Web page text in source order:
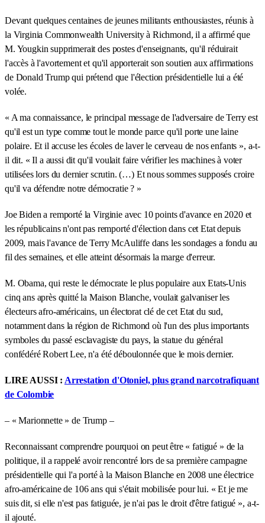
Devant quelques centaines de jeunes militants enthousiastes, réunis à
la Virginia Commonwealth University à Richmond, il a affirmé que
M. Yougkin supprimerait des postes d'enseignants, qu'il réduirait
l'accès à l'avortement et qu'il apporterait son soutien aux affirmations
de Donald Trump qui prétend que l'élection présidentielle lui a été
volée.
« A ma connaissance, le principal message de l'adversaire de Terry est
qu'il est un type comme tout le monde parce qu'il porte une laine
polaire. Et il accuse les écoles de laver le cerveau de nos enfants », a-t-
il dit. « Il a aussi dit qu'il voulait faire vérifier les machines à voter
utilisées lors du dernier scrutin. (…) Et nous sommes supposés croire
qu'il va défendre notre démocratie ? »
Joe Biden a remporté la Virginie avec 10 points d'avance en 2020 et
les républicains n'ont pas remporté d'élection dans cet Etat depuis
2009, mais l'avance de Terry McAuliffe dans les sondages a fondu au
fil des semaines, et elle atteint désormais la marge d'erreur.
M. Obama, qui reste le démocrate le plus populaire aux Etats-Unis
cinq ans après quitté la Maison Blanche, voulait galvaniser les
électeurs afro-américains, un électorat clé de cet Etat du sud,
notamment dans la région de Richmond où l'un des plus importants
symboles du passé esclavagiste du pays, la statue du général
confédéré Robert Lee, n'a été déboulonnée que le mois dernier.
LIRE AUSSI : Arrestation d'Otoniel, plus grand narcotrafiquant
de Colombie
– « Marionnette » de Trump –
Reconnaissant comprendre pourquoi on peut être « fatigué » de la
politique, il a rappelé avoir rencontré lors de sa première campagne
présidentielle qui l'a porté à la Maison Blanche en 2008 une électrice
afro-américaine de 106 ans qui s'était mobilisée pour lui. « Et je me
suis dit, si elle n'est pas fatiguée, je n'ai pas le droit d'être fatigué », a-t-
il ajouté.